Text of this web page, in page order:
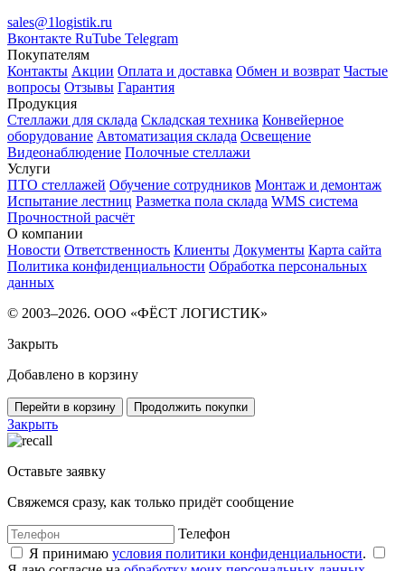
sales@1logistik.ru
Вконтакте RuTube Telegram
Покупателям
Контакты Акции Оплата и доставка Обмен и возврат Частые
вопросы Отзывы Гарантия
Продукция
Стеллажи для склада Складская техника Конвейерное
оборудование Автоматизация склада Освещение
Видеонаблюдение Полочные стеллажи
Услуги
ПТО стеллажей Обучение сотрудников Монтаж и демонтаж
Испытание лестниц Разметка пола склада WMS система
Прочностной расчёт
О компании
Новости Ответственность Клиенты Документы Карта сайта
Политика конфиденциальности Обработка персональных
данных
© 2003–2026. ООО «ФЁСТ ЛОГИСТИК»
Закрыть
Добавлено в корзину
Перейти в корзину Продолжить покупки
Закрыть
Оставьте заявку
Свяжемся сразу, как только придёт сообщение
Телефон
Я принимаю условия политики конфиденциальности.